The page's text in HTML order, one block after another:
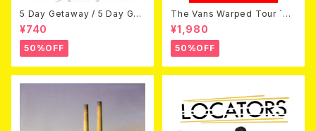
5 Day Getaway / 5 Day Get
away (CDEP)
¥740
50%OFF
The Vans Warped Tour `04
Beyond Warped (国内盤DV
D)
¥1,980
50%OFF